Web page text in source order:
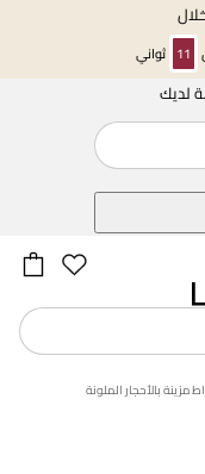
10 ثواني
لديك